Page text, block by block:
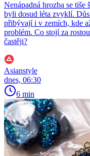
Nenápadná hrozba se tiše
byli dosud léta zvyklí.
přibývají i v zemích, kde
problém. Co stojí za
častěji?
Asianstyle
dnes, 06:30
6 min